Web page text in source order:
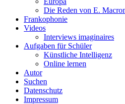
Die Reden von E.
Frankophonie
Videos
Interviews imaginaires
Aufgaben für Schüler
Künstliche Intelligenz
Online lernen
Autor
Suchen
Datenschutz
Impressum